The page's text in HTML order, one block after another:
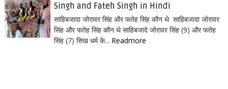
Singh and Fateh Singh in Hindi
साहिबजादा जोरावर सिंह और फतेह सिंह कौन थे साहिबजादा जोरावर
सिंह और फतेह सिंह कौन थे साहिबजादे जोरावर सिंह (9) और फतेह
सिंह (7) सिख धर्म के... Readmore